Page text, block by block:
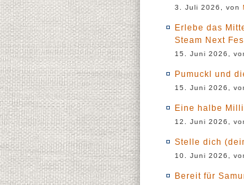
3. Juli 2026, von
Erlebe das
Steam Next
15. Juni 2026,
Pumuckl und
15. Juni 2026,
Eine halbe
12. Juni 2026,
Stelle dich
10. Juni 2026,
Bereit für